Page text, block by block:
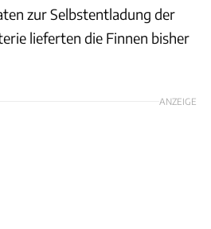
zur Selbstentladung der
lieferten die Finnen bisher
ANZEIGE